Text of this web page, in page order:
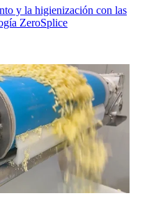
y la higienización con las
ZeroSplice